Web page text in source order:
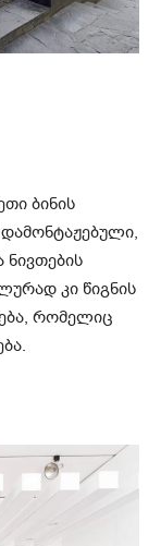
ბინის
ნივთების
კი წიგნის
რომელიც